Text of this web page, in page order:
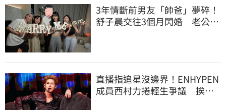
3年情斷前男友「帥爸」夢碎！
舒子晨交往3個月閃婚 老公真
直播指追星沒邊界！ENHYPEN
成員西村力捲輕生爭議 挨